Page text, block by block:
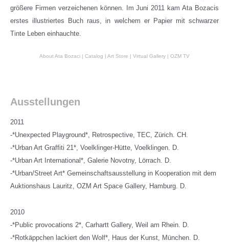
größere Firmen verzeichenen können. Im Juni 2011 kam Ata Bozacis
erstes illustriertes Buch raus, in welchem er Papier mit schwarzer
Tinte Leben einhauchte.
About Ata Bozaci | Catalog | Art Store | Virtual Gallery | OZM TV
Ausstellungen
2011
-*Unexpected Playground*, Retrospective, TEC, Zürich. CH.
-*Urban Art Graffiti 21*, Voelklinger-Hütte, Voelklingen. D.
-*Urban Art International*, Galerie Novotny, Lörrach. D.
-*Urban/Street Art* Gemeinschaftsausstellung in Kooperation mit dem
Auktionshaus Lauritz, OZM Art Space Gallery, Hamburg. D.
2010
-*Public provocations 2*, Carhartt Gallery, Weil am Rhein. D.
-*Rotkäppchen lackiert den Wolf*, Haus der Kunst, München. D.